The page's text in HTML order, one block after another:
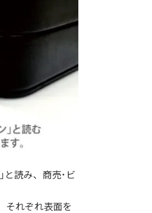
と読み、商売･ビ
それぞれ表面を